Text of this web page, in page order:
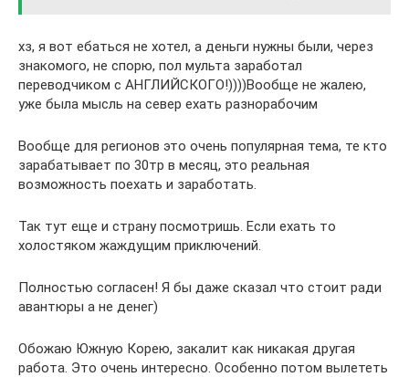
хз, я вот ебаться не хотел, а деньги нужны были, через
знакомого, не спорю, пол мульта заработал
переводчиком с АНГЛИЙСКОГО!))))Вообще не жалею,
уже была мысль на север ехать разнорабочим
Вообще для регионов это очень популярная тема, те кто
зарабатывает по 30тр в месяц, это реальная
возможность поехать и заработать.
Так тут еще и страну посмотришь. Если ехать то
холостяком жаждущим приключений.
Полностью согласен! Я бы даже сказал что стоит ради
авантюры а не денег)
Обожаю Южную Корею, закалит как никакая другая
работа. Это очень интересно. Особенно потом вылететь